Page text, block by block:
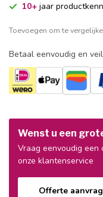
10+ jaar
Toevoegen om te
Betaal eenvoudig en
Wenst u een
Vraag eenvoudig
onze klantenservice
Offerte